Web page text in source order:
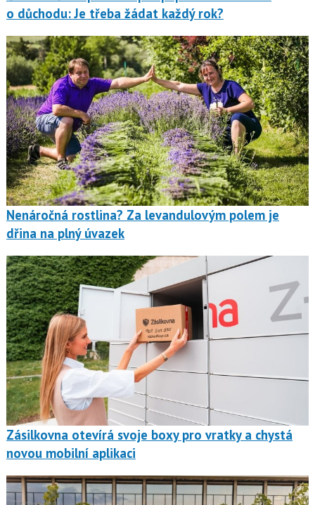
o důchodu: Je třeba žádat každý rok?
Nenáročná rostlina? Za levandulovým polem je
dřina na plný úvazek
Zásilkovna otevírá svoje boxy pro vratky a chystá
novou mobilní aplikaci